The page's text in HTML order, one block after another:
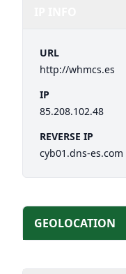
URL
http://whmcs.es
IP
85.208.102.48
REVERSE IP
cyb01.dns-es.com
GEOLOCATION